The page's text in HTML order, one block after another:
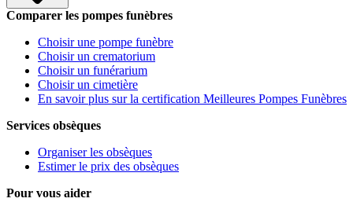
Comparer les pompes funèbres
Choisir une pompe funèbre
Choisir un crematorium
Choisir un funérarium
Choisir un cimetière
En savoir plus sur la certification Meilleures Pompes Funèbres
Services obsèques
Organiser les obsèques
Estimer le prix des obsèques
Pour vous aider